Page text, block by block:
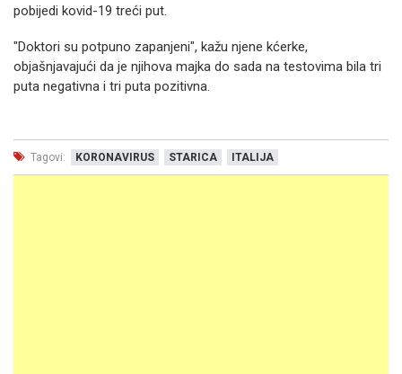
pobijedi kovid-19 treći put.
"Doktori su potpuno zapanjeni", kažu njene kćerke,
objašnjavajući da je njihova majka do sada na testovima bila tri
puta negativna i tri puta pozitivna.
Tagovi: KORONAVIRUS STARICA ITALIJA